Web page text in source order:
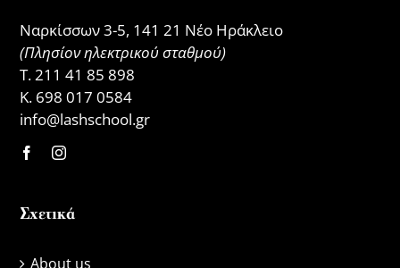
Ναρκίσσων 3-5, 141 21 Νέο Ηράκλειο
(Πλησίον ηλεκτρικού σταθμού)
Τ.211 41 85 898
Κ. 698 017 0584
info@lashschool.gr
Σχετικά
About us